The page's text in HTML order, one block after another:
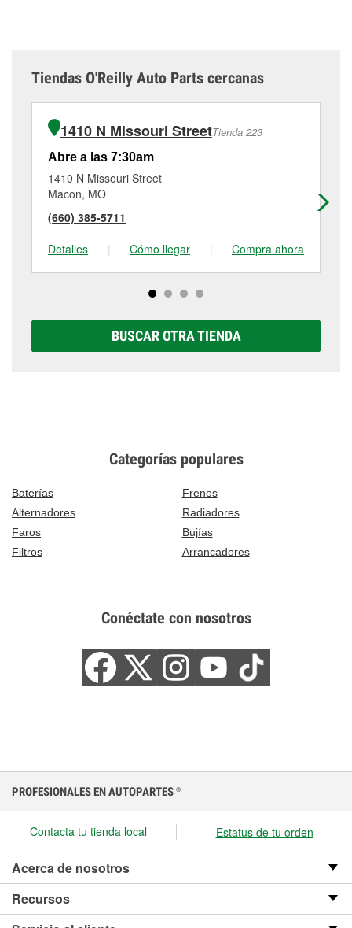
Tiendas O'Reilly Auto Parts cercanas
1410 N Missouri StreetTienda 223
Abre a las 7:30am
1410 N Missouri Street
Macon, MO
(660) 385-5711
Detalles
| Cómo llegar | Compra ahora
BUSCAR OTRA TIENDA
Categorías populares
Baterías
Frenos
Alternadores
Radiadores
Faros
Bujías
Filtros
Arrancadores
Conéctate con nosotros
PROFESIONALES EN AUTOPARTES ®
Contacta tu tienda local Estatus de tu orden
Acerca de nosotros
Recursos